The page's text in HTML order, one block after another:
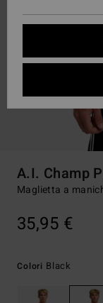
A.I. Champ
Maglietta a
35,95 €
Colori Black